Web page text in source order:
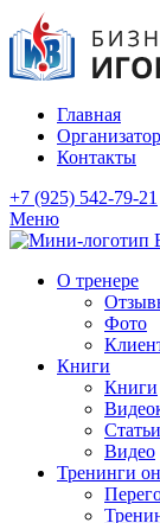
Главная
Контакты
+7 (925) 542-79-21
Меню
О тренере
Фото
Книги
Книги
Статьи
Видео
Тренинги